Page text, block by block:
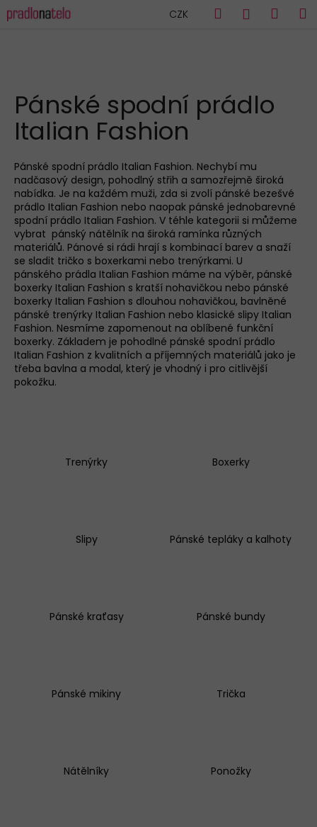
na
CZK Hledat
Pánské spodní prádlo
Italian Fashion
Pánské spodní prádlo Italian Fashion. Nechybí mu
nadčasový design, pohodlný střih a samozřejmě široká
nabídka. Je na každém muži, zda si zvolí pánské bezešvé
prádlo Italian Fashion nebo naopak pánské jednobarevné
spodní prádlo Italian Fashion. V téhle kategorii si můžeme
vybrat pánský nátělník na široká ramínka různých
materiálů. Pánové si rádi hrají s kombinací barev a snaží
se sladit tričko s boxerkami nebo trenýrkami. U
pánského prádla Italian Fashion máme na výběr, pánské
boxerky Italian Fashion s kratší nohavičkou nebo pánské
boxerky Italian Fashion s dlouhou nohavičkou, bavlněné
pánské trenýrky Italian Fashion nebo klasické slipy Italian
Fashion. Nesmíme zapomenout na oblíbené funkční
boxerky. Základem je pohodlné pánské spodní prádlo
Italian Fashion z kvalitních a příjemných materiálů jako je
třeba bavlna a modal, který je vhodný i pro citlivější
pokožku.
Trenýrky Boxerky
Slipy Pánské tepláky a kalhoty
Pánské kraťasy Pánské bundy
Pánské mikiny Trička
Nátělníky Ponožky
K
o
o
p
o
ř
e
b
u
j
e
t
e
n
a
j
í
t